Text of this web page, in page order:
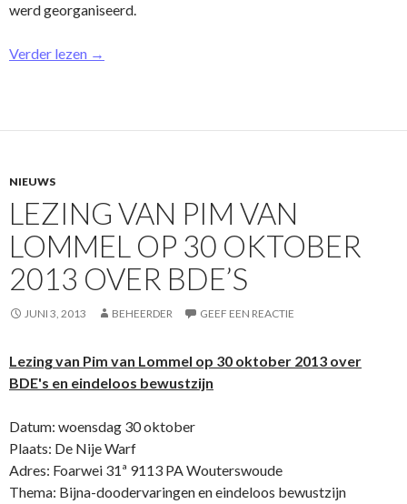
werd georganiseerd.
Verder lezen →
NIEUWS
LEZING VAN PIM VAN
LOMMEL OP 30 OKTOBER
2013 OVER BDE’S
JUNI 3, 2013 BEHEERDER GEEF EEN REACTIE
Lezing van Pim van Lommel op 30 oktober 2013 over
BDE's en eindeloos bewustzijn
Datum: woensdag 30 oktober
Plaats: De Nije Warf
Adres: Foarwei 31ª 9113 PA Wouterswoude
Thema: Bijna-doodervaringen en eindeloos bewustzijn